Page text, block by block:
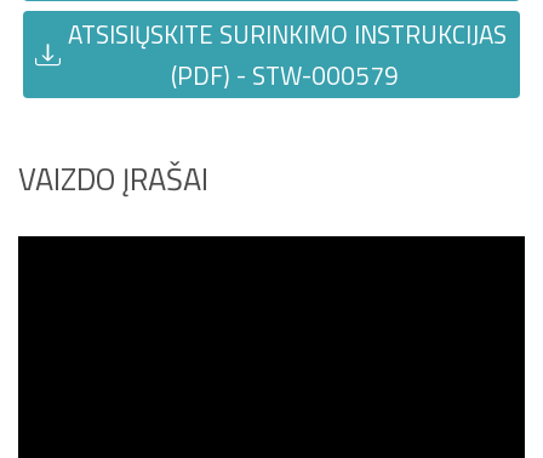
ATSISIŲSKITE SURINKIMO INSTRUKCIJAS
(PDF) - STW-000579
VAIZDO ĮRAŠAI